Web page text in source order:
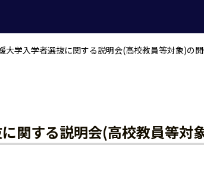
大学入学者選抜に関する説明会(高校教員等対象)の
関する説明会(高校教員等対